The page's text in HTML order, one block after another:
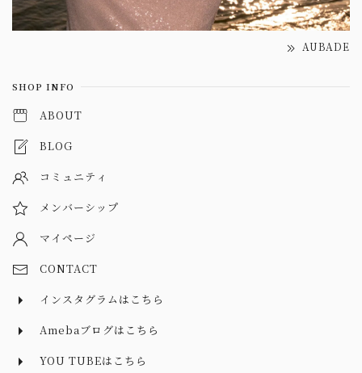
AUBADE
SHOP INFO
ABOUT
BLOG
コミュニティ
メンバーシップ
マイページ
CONTACT
インスタグラムはこちら
Amebaブログはこちら
YOU TUBEはこちら